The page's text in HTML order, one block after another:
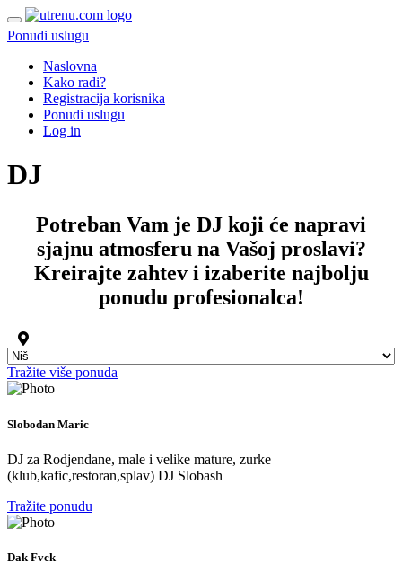
Ponudi uslugu
Naslovna
Kako radi?
Registracija korisnika
Ponudi uslugu
Log in
DJ
Potreban Vam je DJ koji će napravi
sjajnu atmosferu na Vašoj proslavi?
Kreirajte zahtev i izaberite najbolju
ponudu profesionalca!
Tražite više ponuda
Slobodan Maric
DJ za Rodjendane, male i velike mature, zurke
(klub,kafic,restoran,splav) DJ Slobash
Tražite ponudu
Dak Fvck